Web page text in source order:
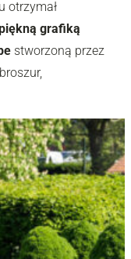
otrzymał
grafiką
stworzoną przez